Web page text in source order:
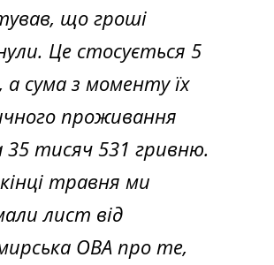
що гроші
Це стосується 5
а сума з моменту їх
проживання
35 тисяч 531 гривню.
травня ми
лист від
ОВА про те,